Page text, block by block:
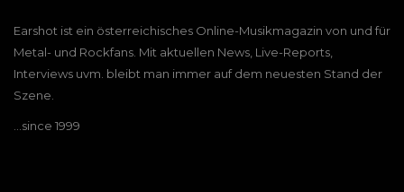
Earshot ist ein österreichisches Online-Musikmagazin von und für
Metal- und Rockfans. Mit aktuellen News, Live-Reports,
Interviews uvm. bleibt man immer auf dem neuesten Stand der
Szene.
…since 1999